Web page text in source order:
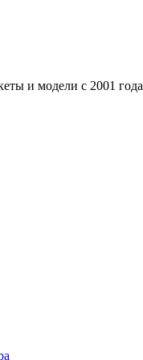
и модели с 2001 года